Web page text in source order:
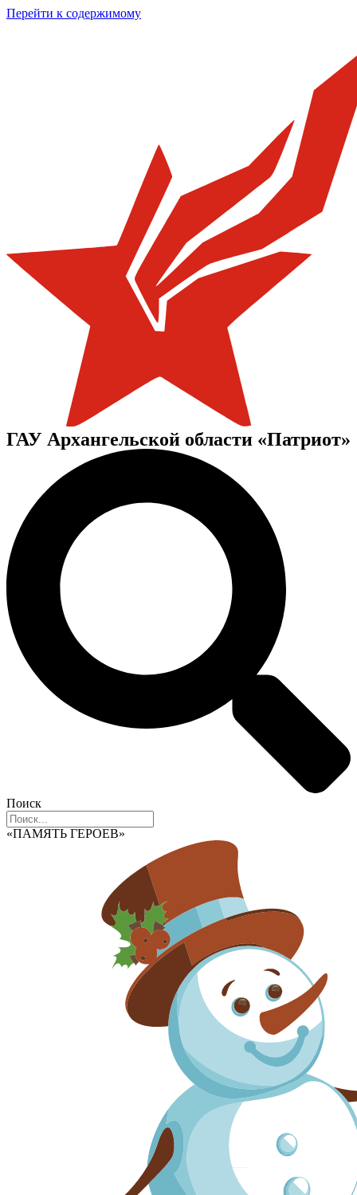
Перейти к содержимому
ГАУ Архангельской области «Патриот»
Поиск
«ПАМЯТЬ ГЕРОЕВ»